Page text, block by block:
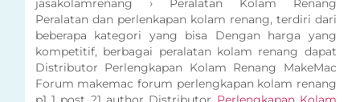
jasakolamrenang › Peralatan Kolam Renang
Peralatan dan perlenkapan kolam renang, terdiri dari
beberapa kategori yang bisa Dengan harga yang
kompetitif, berbagai peralatan kolam renang dapat
Distributor Perlengkapan Kolam Renang MakeMac
Forum makemac forum perlengkapan kolam renang